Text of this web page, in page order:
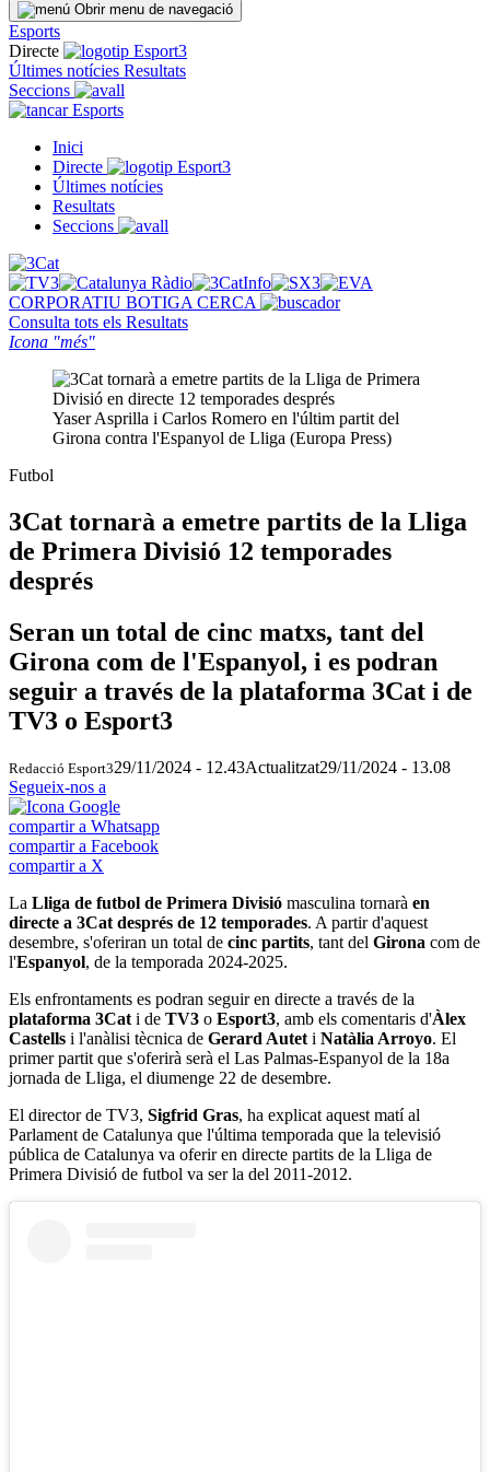
Obrir menu de navegació
Esports
Directe
Últimes notícies Resultats
Seccions
Esports
Inici
Directe
Últimes notícies
Resultats
Seccions
CORPORATIU BOTIGA CERCA
Consulta tots els Resultats
Icona "més"
Yaser Asprilla i Carlos Romero en l'últim partit del
Girona contra l'Espanyol de Lliga (Europa Press)
Futbol
3Cat tornarà a emetre partits de la Lliga
de Primera Divisió 12 temporades
després
Seran un total de cinc matxs, tant del
Girona com de l'Espanyol, i es podran
seguir a través de la plataforma 3Cat i de
TV3 o Esport3
Redacció Esport329/11/2024 - 12.43Actualitzat29/11/2024 - 13.08
Segueix-nos a
compartir a Whatsapp
compartir a Facebook
compartir a X
La Lliga de futbol de Primera Divisió masculina tornarà en
directe a 3Cat després de 12 temporades. A partir d'aquest
desembre, s'oferiran un total de cinc partits, tant del Girona com de
l'Espanyol, de la temporada 2024-2025.
Els enfrontaments es podran seguir en directe a través de la
plataforma 3Cat i de TV3 o Esport3, amb els comentaris d'Àlex
Castells i l'anàlisi tècnica de Gerard Autet i Natàlia Arroyo. El
primer partit que s'oferirà serà el Las Palmas-Espanyol de la 18a
jornada de Lliga, el diumenge 22 de desembre.
El director de TV3, Sigfrid Gras, ha explicat aquest matí al
Parlament de Catalunya que l'última temporada que la televisió
pública de Catalunya va oferir en directe partits de la Lliga de
Primera Divisió de futbol va ser la del 2011-2012.